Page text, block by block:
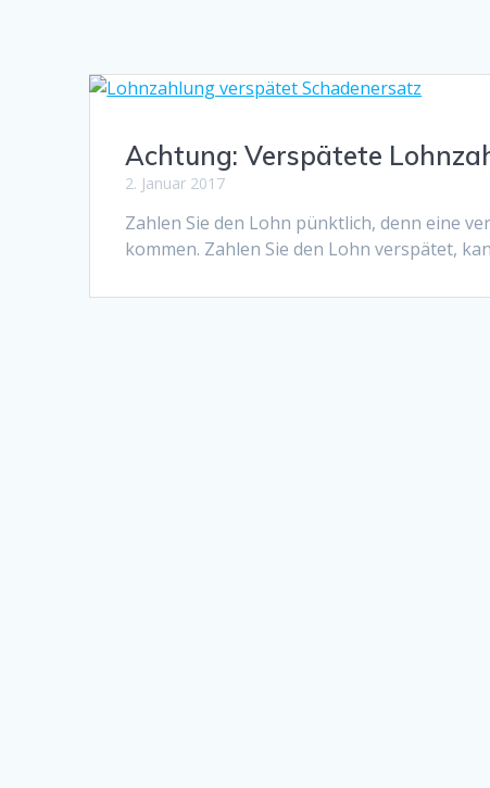
Achtung: Verspätete
2. Januar 2017
Zahlen Sie den Lohn pünktlich, denn eine
kommen. Zahlen Sie den Lohn verspätet,